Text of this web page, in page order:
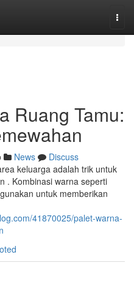
Ruang Tamu:
News
Discuss
keluarga adalah trik untuk
. Kombinasi warna seperti
untuk memberikan
41870025/palet-warna-